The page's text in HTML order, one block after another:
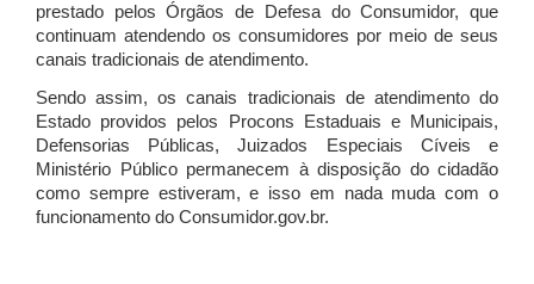
prestado pelos Órgãos de Defesa do Consumidor, que
continuam atendendo os consumidores por meio de seus
canais tradicionais de atendimento.
Sendo assim, os canais tradicionais de atendimento do
Estado providos pelos Procons Estaduais e Municipais,
Defensorias Públicas, Juizados Especiais Cíveis e
Ministério Público permanecem à disposição do cidadão
como sempre estiveram, e isso em nada muda com o
funcionamento do Consumidor.gov.br.